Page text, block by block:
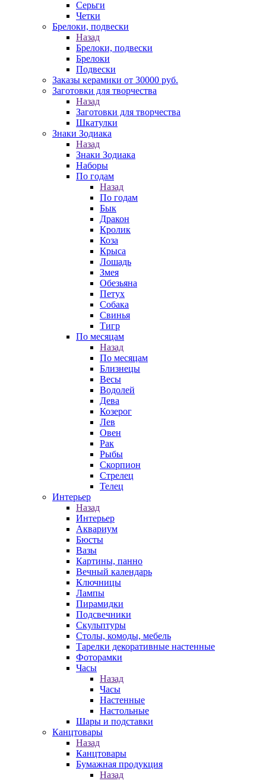
Серьги
Четки
Брелоки, подвески
Назад
Брелоки, подвески
Брелоки
Подвески
Заказы керамики от 30000 руб.
Заготовки для творчества
Назад
Заготовки для творчества
Шкатулки
Знаки Зодиака
Назад
Знаки Зодиака
Наборы
По годам
Назад
По годам
Бык
Дракон
Кролик
Коза
Крыса
Лошадь
Змея
Обезьяна
Петух
Собака
Свинья
Тигр
По месяцам
Назад
По месяцам
Близнецы
Весы
Водолей
Дева
Козерог
Лев
Овен
Рак
Рыбы
Скорпион
Стрелец
Телец
Интерьер
Назад
Интерьер
Аквариум
Бюсты
Вазы
Картины, панно
Вечный календарь
Ключницы
Лампы
Пирамидки
Подсвечники
Скульптуры
Столы, комоды, мебель
Тарелки декоративные настенные
Фоторамки
Часы
Назад
Часы
Настенные
Настольные
Шары и подставки
Канцтовары
Назад
Канцтовары
Бумажная продукция
Назад